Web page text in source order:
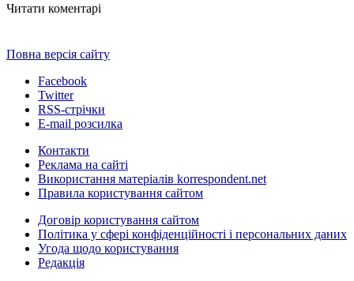
Читати коментарі
Повна версія сайту
Facebook
Twitter
RSS-стрічки
E-mail розсилка
Контакти
Реклама на сайті
Використання матеріалів korrespondent.net
Правила користування сайтом
Договір користування сайтом
Політика у сфері конфіденційності і персональних даних
Угода щодо користування
Редакція